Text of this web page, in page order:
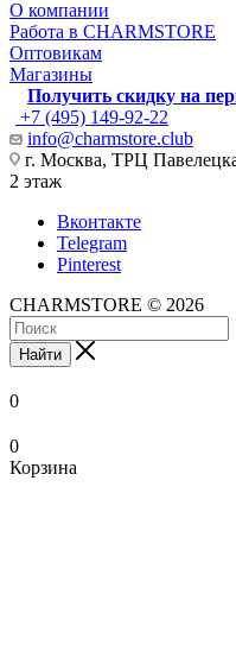
О компании
Работа в CHARMSTORE
Оптовикам
Магазины
Получить скидку на
+7 (495) 149-92-22
info@charmstore.club
г. Москва, ТРЦ
2 этаж
Вконтакте
Telegram
Pinterest
CHARMSTORE © 2026
Найти
0
0
Корзина